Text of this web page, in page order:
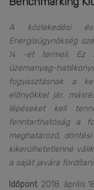
A közlekedési
Energiaügynökség
¼ -ét termeli. Ez
üzemanyag-
fogyasztásnak a
előnyökkel jár,
lépéseket kell
fenntarthatóság a
meghatározó,
kikerülhetetlenné
a saját javára
Időpont: 2018. április